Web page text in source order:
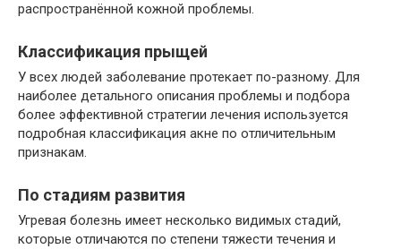
распространённой кожной проблемы.
Классификация прыщей
У всех людей заболевание протекает по-разному. Для
наиболее детального описания проблемы и подбора
более эффективной стратегии лечения используется
подробная классификация акне по отличительным
признакам.
По стадиям развития
Угревая болезнь имеет несколько видимых стадий,
которые отличаются по степени тяжести течения и